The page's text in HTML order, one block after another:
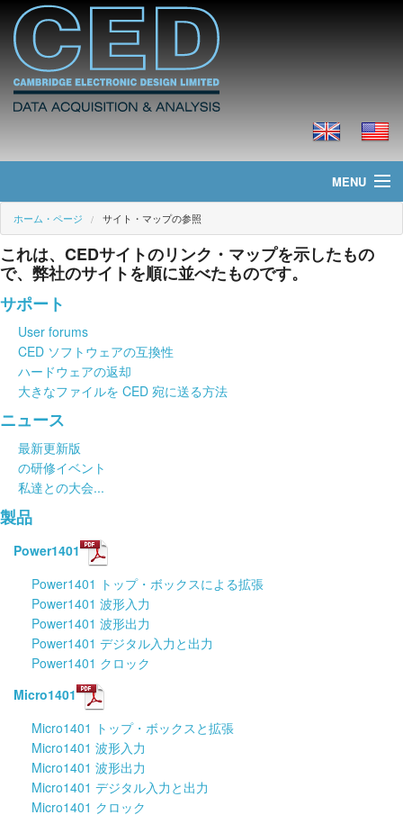
MENU
ホーム・ページ
ニュース
製品
価格
ダウンロード
チュートリアル
サポート
販売店
ホーム・ページ サイト・マップの参照
これは、CEDサイトのリンク・マップを示したもの
で、弊社のサイトを順に並べたものです。
サポート
User forums
CED ソフトウェアの互換性
ハードウェアの返却
大きなファイルを CED 宛に送る方法
ニュース
最新更新版
の研修イベント
私達との大会...
製品
Power1401
Power1401 トップ・ボックスによる拡張
Power1401 波形入力
Power1401 波形出力
Power1401 デジタル入力と出力
Power1401 クロック
Micro1401
Micro1401 トップ・ボックスと拡張
Micro1401 波形入力
Micro1401 波形出力
Micro1401 デジタル入力と出力
Micro1401 クロック